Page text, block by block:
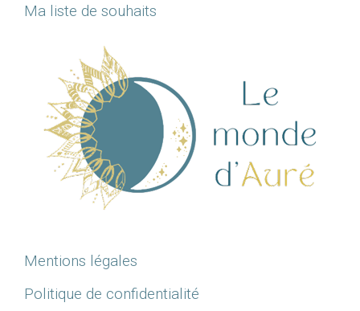
Ma liste de souhaits
Mentions légales
Politique de confidentialité